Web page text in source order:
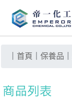
首頁 保養品